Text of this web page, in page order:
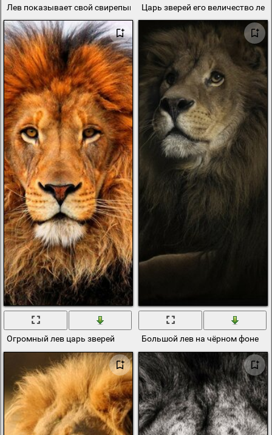
Лев показывает свой свирепый оскалЦарь зверей его величество лев
Огромный лев царь зверей Большой лев на чёрном фоне